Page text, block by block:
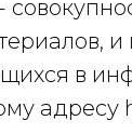
и
в